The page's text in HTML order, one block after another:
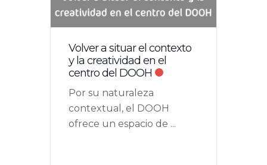
Volver a situar el contexto
y la creatividad en el
centro del DOOH
Por su naturaleza
contextual, el DOOH
ofrece un espacio de ...